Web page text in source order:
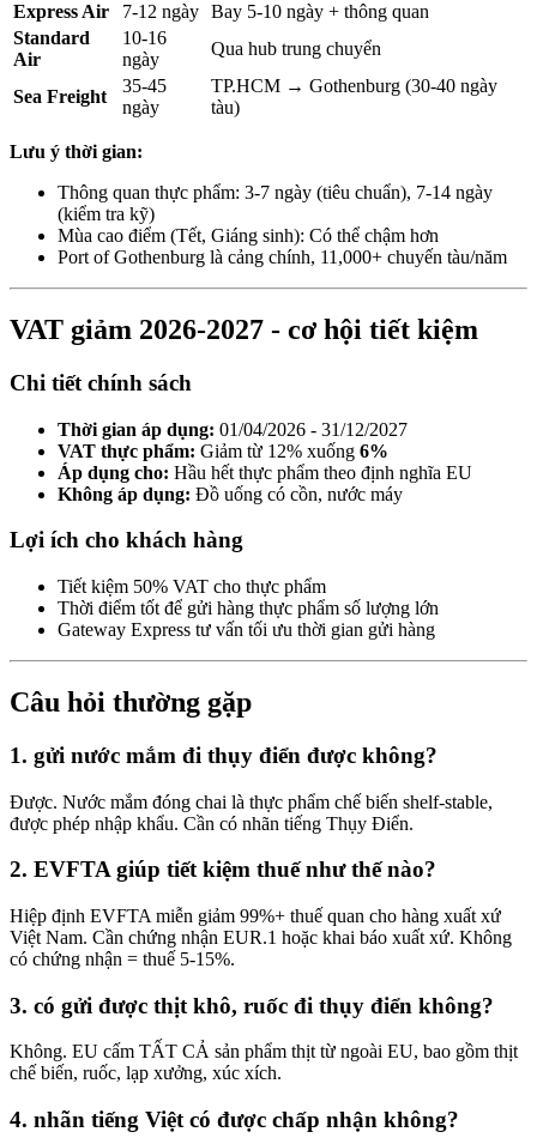
Express Air
7-12 ngày Bay 5-10 ngày + thông quan
Standard
Air
10-16
ngày
Qua hub trung chuyển
Sea Freight
35-45
ngày
TP.HCM → Gothenburg (30-40 ngày
tàu)
Lưu ý thời gian:
Thông quan thực phẩm: 3-7 ngày (tiêu chuẩn), 7-14 ngày
(kiểm tra kỹ)
Mùa cao điểm (Tết, Giáng sinh): Có thể chậm hơn
Port of Gothenburg là cảng chính, 11,000+ chuyến tàu/năm
VAT giảm 2026-2027 - cơ hội tiết kiệm
Chi tiết chính sách
Thời gian áp dụng: 01/04/2026 - 31/12/2027
VAT thực phẩm: Giảm từ 12% xuống 6%
Áp dụng cho: Hầu hết thực phẩm theo định nghĩa EU
Không áp dụng: Đồ uống có cồn, nước máy
Lợi ích cho khách hàng
Tiết kiệm 50% VAT cho thực phẩm
Thời điểm tốt để gửi hàng thực phẩm số lượng lớn
Gateway Express tư vấn tối ưu thời gian gửi hàng
Câu hỏi thường gặp
1. gửi nước mắm đi thụy điển được không?
Được. Nước mắm đóng chai là thực phẩm chế biến shelf-stable,
được phép nhập khẩu. Cần có nhãn tiếng Thụy Điển.
2. EVFTA giúp tiết kiệm thuế như thế nào?
Hiệp định EVFTA miễn giảm 99%+ thuế quan cho hàng xuất xứ
Việt Nam. Cần chứng nhận EUR.1 hoặc khai báo xuất xứ. Không
có chứng nhận = thuế 5-15%.
3. có gửi được thịt khô, ruốc đi thụy điển không?
Không. EU cấm TẤT CẢ sản phẩm thịt từ ngoài EU, bao gồm thịt
chế biến, ruốc, lạp xưởng, xúc xích.
4. nhãn tiếng Việt có được chấp nhận không?